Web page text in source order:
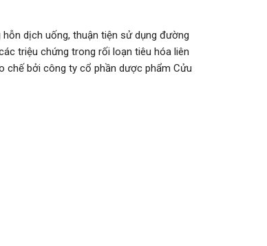
dịch uống, thuận tiện sử dụng đường
triệu chứng trong rối loạn tiêu hóa liên
chế bởi công ty cổ phần dược phẩm Cửu